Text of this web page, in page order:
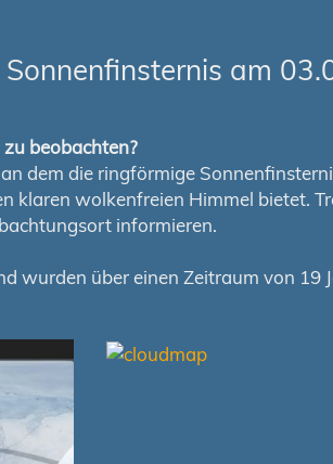
am
beobachten?
dem die ringförmige
klaren wolkenfreien Himmel bietet.
informieren.
wurden über einen Zeitraum von 19